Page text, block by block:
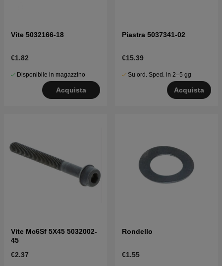
Vite 5032166-18
€1.82
Disponibile in magazzino
Acquista
Piastra 5037341-02
€15.39
Su ord. Sped. in 2–5 gg
Acquista
Vite Mc6Sf 5X45 5032002-
45
€2.37
Rondello
€1.55